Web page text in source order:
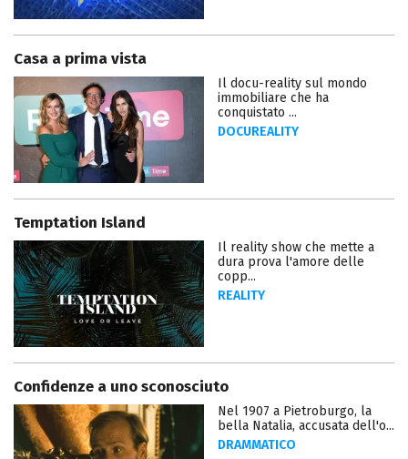
Casa a prima vista
Il docu-reality sul mondo
immobiliare che ha
conquistato ...
DOCUREALITY
Temptation Island
Il reality show che mette a
dura prova l'amore delle
copp...
REALITY
Confidenze a uno sconosciuto
Nel 1907 a Pietroburgo, la
bella Natalia, accusata dell'o...
DRAMMATICO